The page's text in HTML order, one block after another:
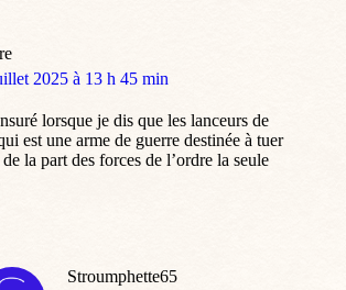
2025 à 13 h 45 min
lorsque je dis que les lanceurs de
est une arme de guerre destinée à tuer
la part des forces de l’ordre la seule
Stroumphette65